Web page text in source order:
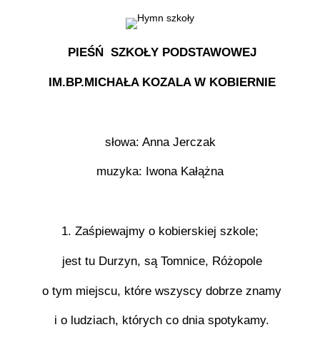
PIEŚŃ SZKOŁY PODSTAWOWEJ
IM.BP.MICHAŁA KOZALA W KOBIERNIE
słowa: Anna Jerczak
muzyka: Iwona Kałążna
1. Zaśpiewajmy o kobierskiej szkole;
jest tu Durzyn, są Tomnice, Różopole
o tym miejscu, które wszyscy dobrze znamy
i o ludziach, których co dnia spotykamy.